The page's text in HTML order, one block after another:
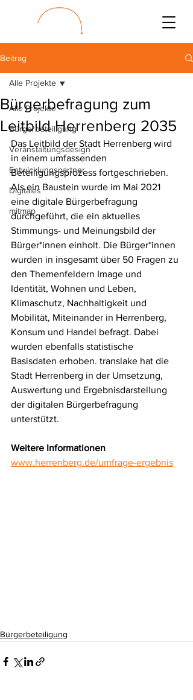
Beitrag
Alle Projekte
Bürgerbeteiligung
Veranstaltungsdesign
Entwicklungspartner
Digitales
mitmap
Alle Projekte
Bürgerbefragung zum
Leitbild Herrenberg 2035
Das Leitbild der Stadt Herrenberg wird
in einem umfassenden
Beteiligungsprozess fortgeschrieben.
Als ein Baustein wurde im Mai 2021
eine digitale Bürgerbefragung
durchgeführt, die ein aktuelles
Stimmungs- und Meinungsbild der
Bürger*innen einholt. Die Bürger*innen
wurden in insgesamt über 50 Fragen zu
den Themenfeldern Image und
Identität, Wohnen und Leben,
Klimaschutz, Nachhaltigkeit und
Mobilität, Miteinander in Herrenberg,
Konsum und Handel befragt. Dabei
wurden ebenfalls statistische
Basisdaten erhoben. translake hat die
Stadt Herrenberg in der Umsetzung,
Auswertung und Ergebnisdarstellung
der digitalen Bürgerbefragung
unterstützt.
Weitere Informationen
www.herrenberg.de/umfrage-ergebnis
Bürgerbeteiligung